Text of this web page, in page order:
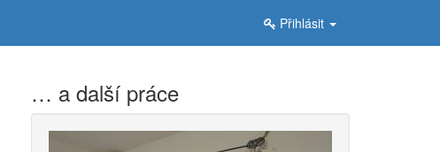
Přihlásit
… a další práce